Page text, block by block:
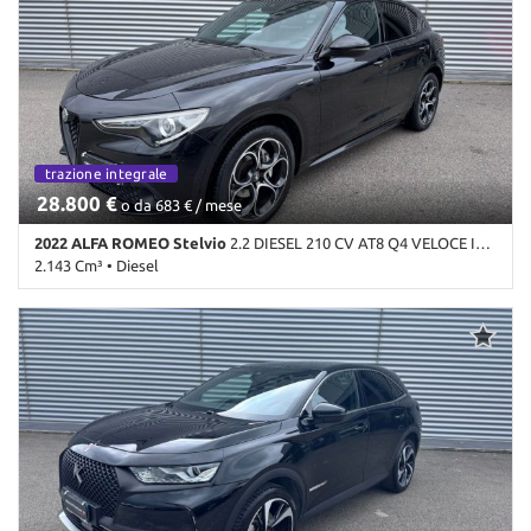
centralizzata • Climatizzatore • Controllo elettronico della corsia •
Controllo trazione • Cruise Control • ESP • Fari Xenon •
Fendinebbia • Frenata d'emergenza assistita • Immobilizzatore
elettronico • Interni in pelle • Regolazione elettrica sedili • Sensore
di luce • Sensore di pioggia • Sensori di parcheggio posteriori •
Servosterzo • Navigatore satellitare • Specchietti laterali elettrici •
Telecamera per parcheggio assistito • Trazione integrale
trazione integrale
28.800 €o da 683 € / mese
2022 ALFA ROMEO Stelvio 2.2 DIESEL 210 CV AT8 Q4 VELOCE IVA ESPOSTA
2.143 Cm³ • Diesel
110.237 Km • Cambio Automatico (8) • Nero metallizzato • 5 Porte
• ABS • Adaptive Cruise Control • Airbag • Airbag laterali • Airbag
Passeggero • Airbag posteriore • Airbag testa • Alzacristalli
elettrici • Android Auto • Antifurto • Apple CarPlay • Assistente
abbaglianti • Autoradio • Autoradio digitale • Bluetooth •
Boardcomputer • Bracciolo • Cerchi in lega • Chiusura centralizzata
• Chiusura centralizzata telecomandata • Climatizzatore •
Climatizzatore automatico, 2 zone • Controllo automatico clima •
Controllo elettronico della corsia • Controllo trazione • Controllo
vocale • Cruise control • Cruise Control • Divisori per bagagliaio •